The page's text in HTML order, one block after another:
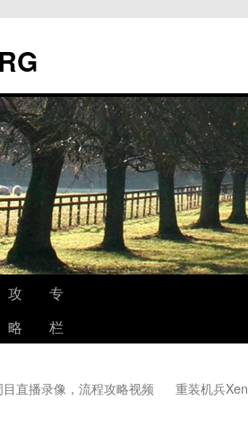
攻
略
专
栏
直播录像，流程攻略视频 重装机兵